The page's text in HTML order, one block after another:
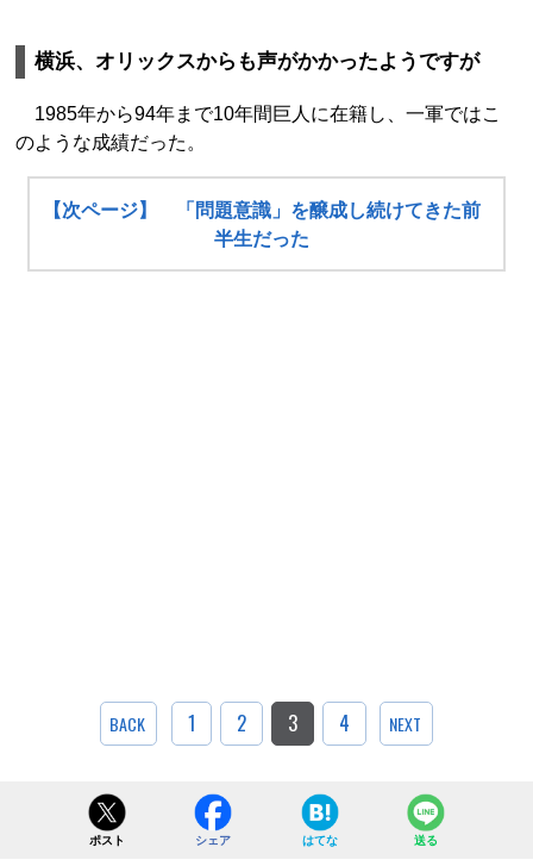
横浜、オリックスからも声がかかったようですが
1985年から94年まで10年間巨人に在籍し、一軍ではこ
のような成績だった。
【次ページ】 「問題意識」を醸成し続けてきた前
半生だった
BACK 1 2 3 4 NEXT
ポスト シェア はてな 送る